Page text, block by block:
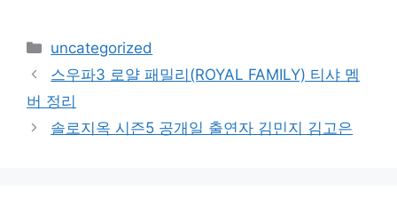
카
테
리
uncategorized
스우파3 로얄 패밀리(ROYAL FAMILY) 티샤 멤
버 정리
솔로지옥 시즌5 공개일 출연자 김민지 김고은